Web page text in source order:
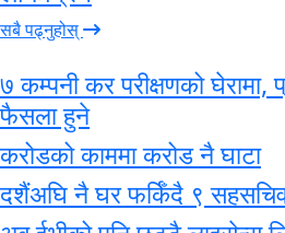
सबै पढ्नुहोस्
७ कम्पनी कर परीक्षणको घेरामा,
फैसला हुने
करोडको काममा करोड नै घाटा
दशैंअघि नै घर फर्किँदै ९